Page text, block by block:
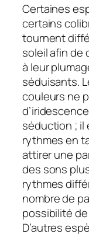
Certaines
certains
tournent
soleil afin de
à leur
séduisants.
couleurs ne
séduction ; il
rythmes en
attirer une
des sons
rythmes
nombre de
possibilité
D’autres